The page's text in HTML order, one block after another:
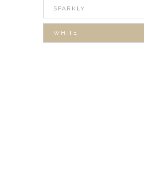
SPARKLY
WHITE